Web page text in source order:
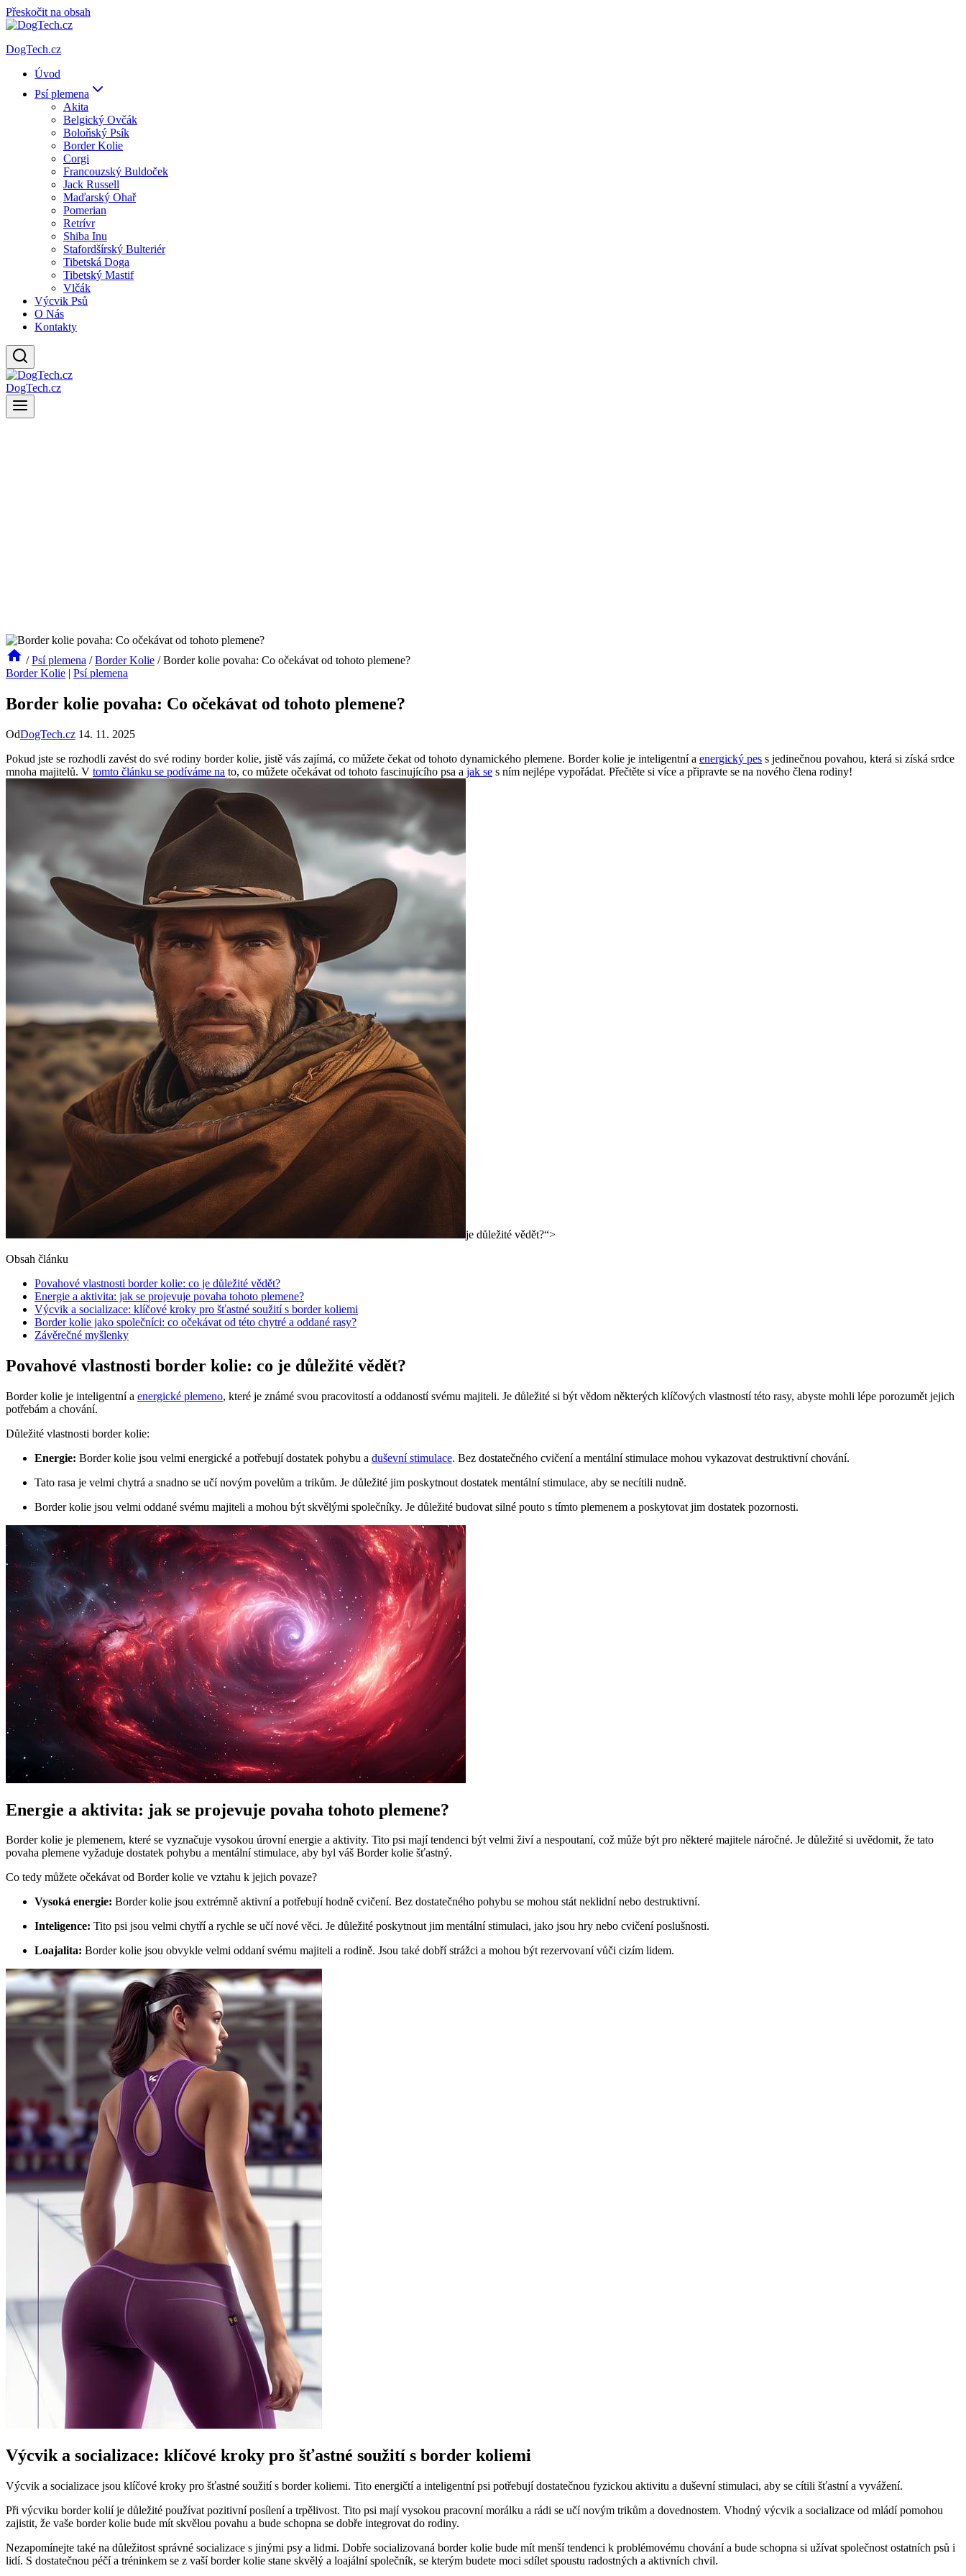
Přeskočit na obsah
DogTech.cz
Úvod
Psí plemena
Akita
Belgický Ovčák
Boloňský Psík
Border Kolie
Corgi
Francouzský Buldoček
Jack Russell
Maďarský Ohař
Pomerian
Retrívr
Shiba Inu
Stafordšírský Bulteriér
Tibetská Doga
Tibetský Mastif
Vlčák
Výcvik Psů
O Nás
Kontakty
DogTech.cz
/ Psí plemena / Border Kolie / Border kolie povaha: Co očekávat od tohoto plemene?
Border Kolie | Psí plemena
Border kolie povaha: Co očekávat od tohoto plemene?
OdDogTech.cz 14. 11. 2025
Pokud jste se rozhodli zavést do své rodiny border kolie, jistě vás zajímá, co můžete čekat od tohoto dynamického plemene. Border kolie je inteligentní a energický pes s jedinečnou povahou, která si získá srdce
mnoha majitelů. V tomto článku se podíváme na to, co můžete očekávat od tohoto fascinujícího psa a jak se s ním nejlépe vypořádat. Přečtěte si více a připravte se na nového člena rodiny!
je důležité vědět?“>
Obsah článku
Povahové vlastnosti border kolie: co je důležité vědět?
Energie a aktivita: jak se projevuje povaha tohoto plemene?
Výcvik a socializace: klíčové kroky pro šťastné soužití s border koliemi
Border kolie jako společníci: co očekávat od této chytré a oddané rasy?
Závěrečné myšlenky
Povahové vlastnosti border kolie: co je důležité vědět?
Border kolie je inteligentní a energické plemeno, které je známé svou pracovitostí a oddaností svému majiteli. Je důležité si být vědom některých klíčových vlastností této rasy, abyste mohli lépe porozumět jejich
potřebám a chování.
Důležité vlastnosti border kolie:
Energie: Border kolie jsou velmi energické a potřebují dostatek pohybu a duševní stimulace. Bez dostatečného cvičení a mentální stimulace mohou vykazovat destruktivní chování.
Tato rasa je velmi chytrá a snadno se učí novým povelům a trikům. Je důležité jim poskytnout dostatek mentální stimulace, aby se necítili nudně.
Border kolie jsou velmi oddané svému majiteli a mohou být skvělými společníky. Je důležité budovat silné pouto s tímto plemenem a poskytovat jim dostatek pozornosti.
Energie a aktivita: jak se projevuje povaha tohoto plemene?
Border kolie je plemenem, které se vyznačuje vysokou úrovní energie a aktivity. Tito psi mají tendenci být velmi živí a nespoutaní, což může být pro některé majitele náročné. Je důležité si uvědomit, že tato
povaha plemene vyžaduje dostatek pohybu a mentální stimulace, aby byl váš Border kolie šťastný.
Co tedy můžete očekávat od Border kolie ve vztahu k jejich povaze?
Vysoká energie: Border kolie jsou extrémně aktivní a potřebují hodně cvičení. Bez dostatečného pohybu se mohou stát neklidní nebo destruktivní.
Inteligence: Tito psi jsou velmi chytří a rychle se učí nové věci. Je důležité poskytnout jim mentální stimulaci, jako jsou hry nebo cvičení poslušnosti.
Loajalita: Border kolie jsou obvykle velmi oddaní svému majiteli a rodině. Jsou také dobří strážci a mohou být rezervovaní vůči cizím lidem.
Výcvik a socializace: klíčové kroky pro šťastné soužití s border koliemi
Výcvik a socializace jsou klíčové kroky pro šťastné soužití s border koliemi. Tito energičtí a inteligentní psi potřebují dostatečnou fyzickou aktivitu a duševní stimulaci, aby se cítili šťastní a vyvážení.
Při výcviku border kolií je důležité používat pozitivní posílení a trpělivost. Tito psi mají vysokou pracovní morálku a rádi se učí novým trikům a dovednostem. Vhodný výcvik a socializace od mládí pomohou
zajistit, že vaše border kolie bude mít skvělou povahu a bude schopna se dobře integrovat do rodiny.
Nezapomínejte také na důležitost správné socializace s jinými psy a lidmi. Dobře socializovaná border kolie bude mít menší tendenci k problémovému chování a bude schopna si užívat společnost ostatních psů i
lidí. S dostatečnou péčí a tréninkem se z vaší border kolie stane skvělý a loajální společník, se kterým budete moci sdílet spoustu radostných a aktivních chvil.